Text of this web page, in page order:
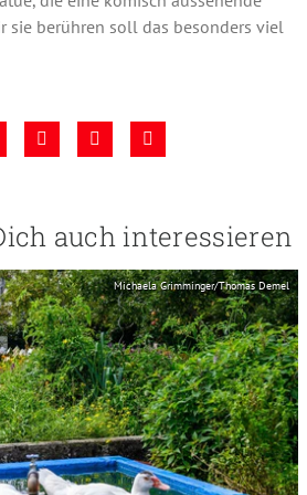
sie berühren soll das besonders viel
auch interessieren
Michaela Grimminger/Thomas Demel